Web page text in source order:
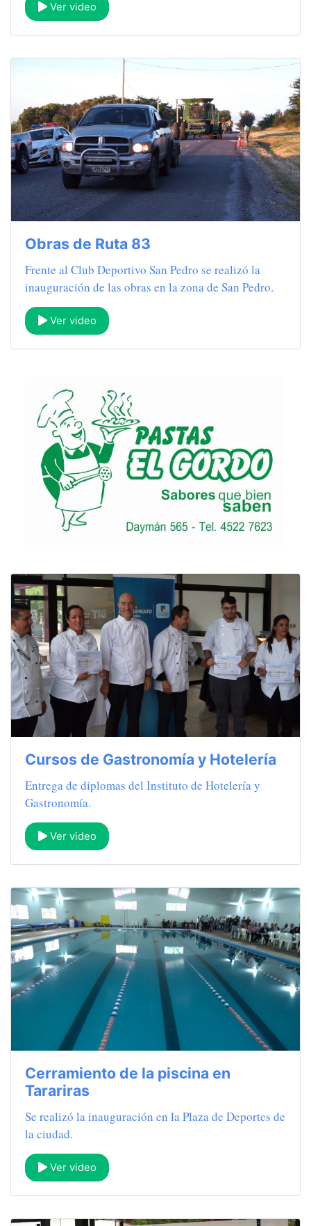
Ver video
Obras de Ruta 83
Frente al Club Deportivo San Pedro se realizó la
inauguración de las obras en la zona de San Pedro.
Ver video
Cursos de Gastronomía y Hotelería
Entrega de diplomas del Instituto de Hotelería y
Gastronomía.
Ver video
Cerramiento de la piscina en
Tarariras
Se realizó la inauguración en la Plaza de Deportes de
la ciudad.
Ver video